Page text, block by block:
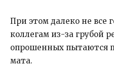
При этом далеко не все
коллегам из-за грубой
опрошенных пытаются
мата.